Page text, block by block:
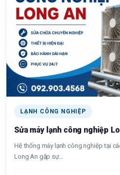
LẠNH CÔNG NGHIỆP
Sửa máy lạnh công nghiệp
Hệ thống máy lạnh công nghiệp tại
Long An gặp sự...